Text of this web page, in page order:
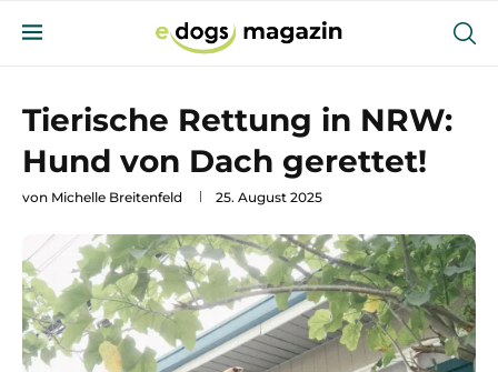
Tierische Rettung in NRW:
Hund von Dach gerettet!
von Michelle Breitenfeld 25. August 2025